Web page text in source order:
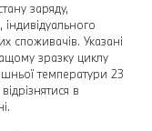
заряду,
споживачів. Указані
зразку циклу
температури 23
в